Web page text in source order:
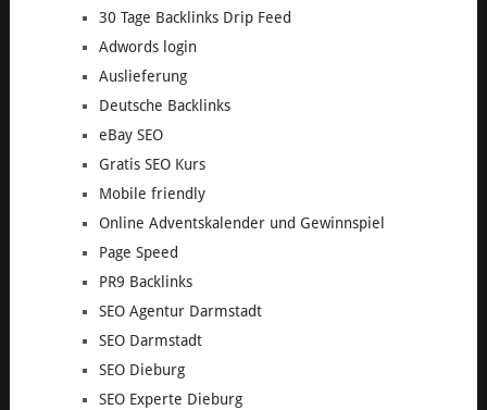
30 Tage Backlinks Drip Feed
Adwords login
Auslieferung
Deutsche Backlinks
eBay SEO
Gratis SEO Kurs
Mobile friendly
Online Adventskalender und Gewinnspiel
Page Speed
PR9 Backlinks
SEO Agentur Darmstadt
SEO Darmstadt
SEO Dieburg
SEO Experte Dieburg